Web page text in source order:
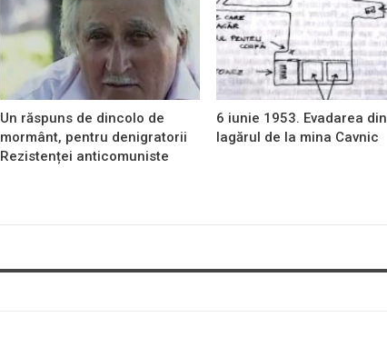
Un răspuns de dincolo de
mormânt, pentru denigratorii
Rezistenței anticomuniste
6 iunie 1953. Evadarea din
lagărul de la mina Cavnic